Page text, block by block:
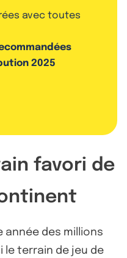
avec toutes
2025
favori de
année des millions
le terrain de jeu de